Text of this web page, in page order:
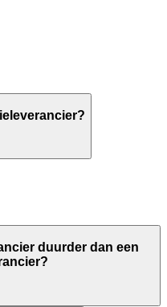
duurder dan een